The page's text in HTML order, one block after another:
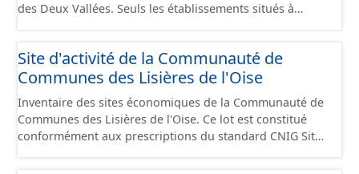
des Deux Vallées. Seuls les établissements situés à
conformément aux prescriptions du standard CNIG Sites
Économiques. Ce lot ne contient pas la référence aux
delà des prescriptions du CNIG se limitant aux SCI.
Site d'activité de la Communauté de
Communes des Lisières de l'Oise
Inventaire des sites économiques de la Communauté de
Communes des Lisières de l'Oise. Ce lot est constitué
conformément aux prescriptions du standard CNIG Sites